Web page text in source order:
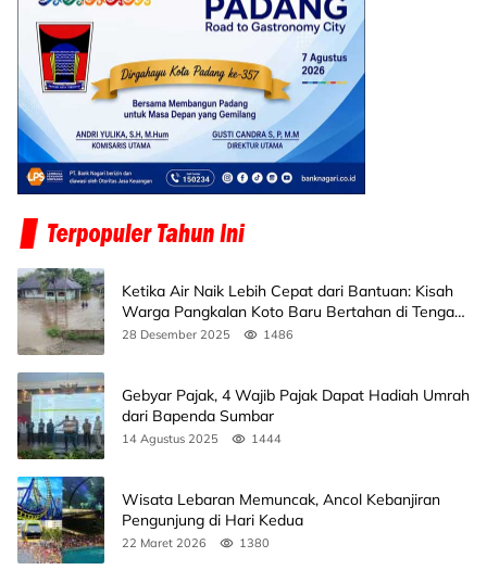
Ketika Air Naik Lebih Cepat dari Bantuan: Kisah
Warga Pangkalan Koto Baru Bertahan di Tengah
Banjir
28 Desember 2025 1486
Gebyar Pajak, 4 Wajib Pajak Dapat Hadiah Umrah
dari Bapenda Sumbar
14 Agustus 2025 1444
Wisata Lebaran Memuncak, Ancol Kebanjiran
Pengunjung di Hari Kedua
22 Maret 2026 1380